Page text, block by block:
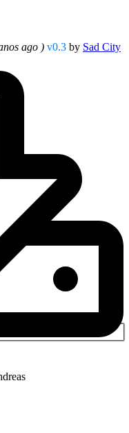
ago ) v0.3 by Sad City